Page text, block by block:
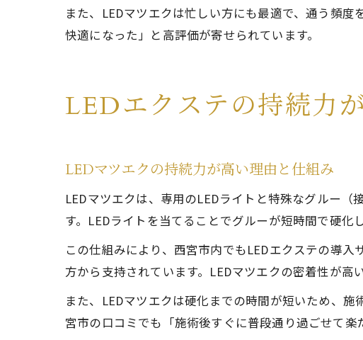
また、LEDマツエクは忙しい方にも最適で、通う頻
快適になった」と高評価が寄せられています。
LEDエクステの持続力
LEDマツエクの持続力が高い理由と仕組み
LEDマツエクは、専用のLEDライトと特殊なグルー
す。LEDライトを当てることでグルーが短時間で硬化
この仕組みにより、西宮市内でもLEDエクステの導
方から支持されています。LEDマツエクの密着性が高
また、LEDマツエクは硬化までの時間が短いため、
宮市の口コミでも「施術後すぐに普段通り過ごせて